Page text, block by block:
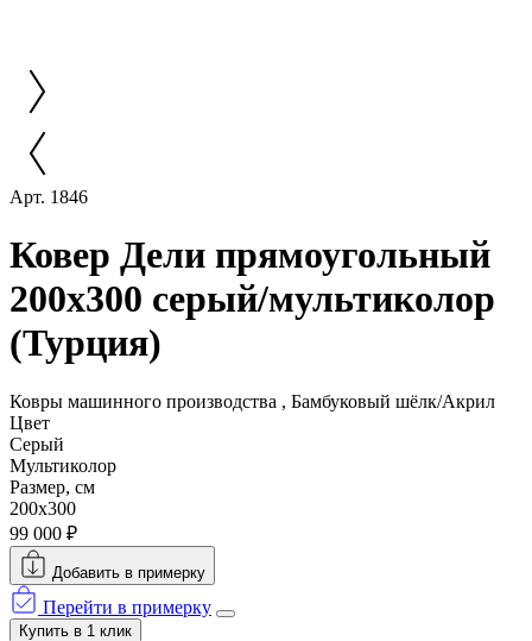
Арт. 1846
Ковер Дели прямоугольный
200x300 серый/мультиколор
(Турция)
Ковры машинного производства , Бамбуковый шёлк/Акрил
Цвет
Серый
Мультиколор
Размер, см
200x300
99 000 ₽
Добавить в примерку
Перейти в примерку
Купить в 1 клик